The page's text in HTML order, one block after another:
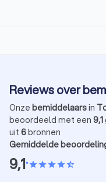
Reviews over
Onze bemiddelaarsin
beoordeeld met een 9,1
uit 6bronnen
Gemiddelde
9,1•starstarstarstarstar_half